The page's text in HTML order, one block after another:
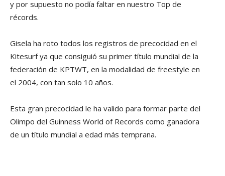
y por supuesto no podía faltar en nuestro Top de
récords.
Gisela ha roto todos los registros de precocidad en el
Kitesurf ya que consiguió su primer título mundial de la
federación de KPTWT, en la modalidad de freestyle en
el 2004, con tan solo 10 años.
Esta gran precocidad le ha valido para formar parte del
Olimpo del Guinness World of Records como ganadora
de un título mundial a edad más temprana.